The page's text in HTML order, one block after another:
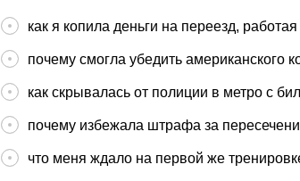
как я копила деньги на переезд,
почему смогла убедить американского
как скрывалась от полиции в метро с
почему избежала штрафа за
что меня ждало на первой же